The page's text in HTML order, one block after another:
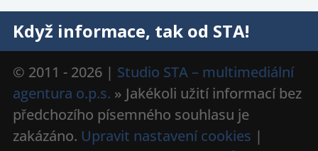
Když informace, tak od STA!
© 2011 - 2026 | Studio STA – multimediální
agentura o.p.s. » Jakékoli užití informací bez
předchozího písemného souhlasu je
zakázáno. Upravit nastavení cookies |